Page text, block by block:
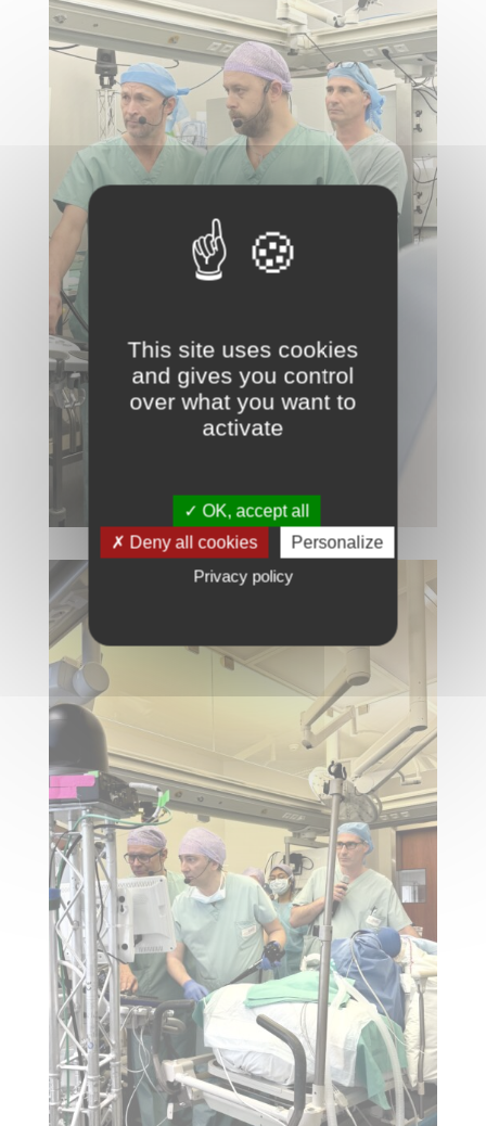
This site uses cookies
and gives you control
over what you want to
activate
✓ OK, accept all
✗ Deny all cookies
Personalize
Privacy policy